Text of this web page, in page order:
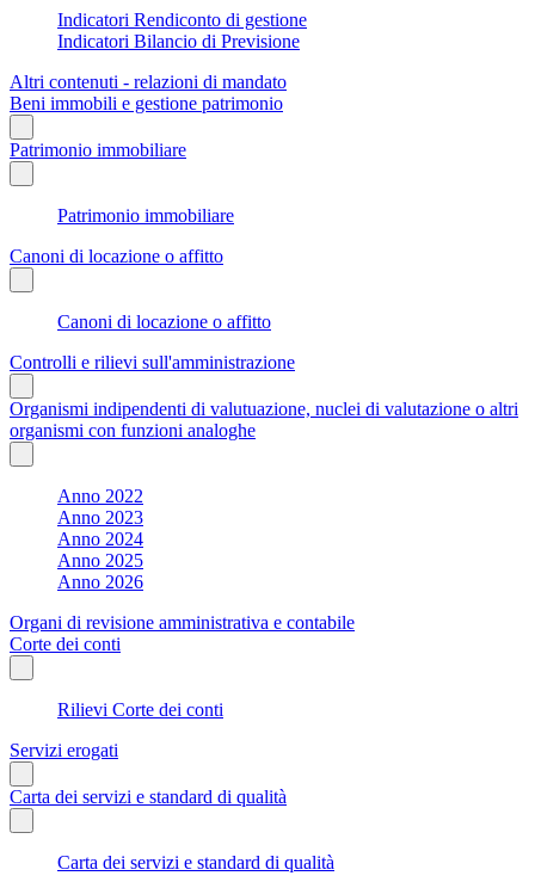
Indicatori Rendiconto di gestione
Indicatori Bilancio di Previsione
Altri contenuti - relazioni di mandato
Beni immobili e gestione patrimonio
Patrimonio immobiliare
Patrimonio immobiliare
Canoni di locazione o affitto
Canoni di locazione o affitto
Controlli e rilievi sull'amministrazione
Organismi indipendenti di valutuazione, nuclei di valutazione o altri
organismi con funzioni analoghe
Anno 2022
Anno 2023
Anno 2024
Anno 2025
Anno 2026
Organi di revisione amministrativa e contabile
Corte dei conti
Rilievi Corte dei conti
Servizi erogati
Carta dei servizi e standard di qualità
Carta dei servizi e standard di qualità